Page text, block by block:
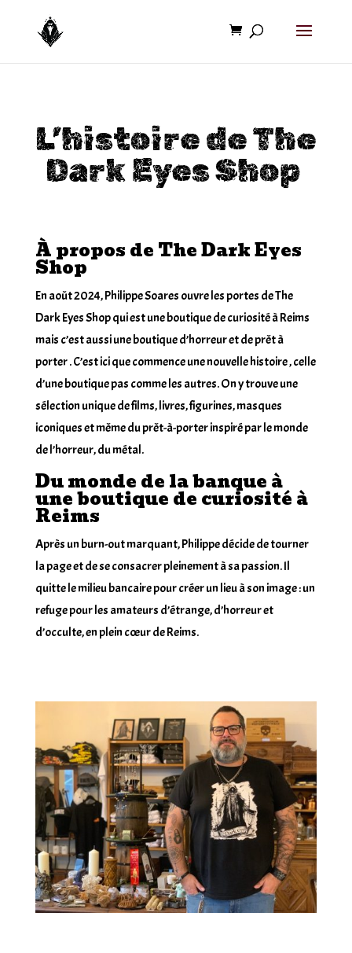
L’histoire de The
Dark Eyes Shop
À propos de The Dark Eyes
Shop
En août 2024, Philippe Soares ouvre les portes de The
Dark Eyes Shop qui est une boutique de curiosité à Reims
mais c’est aussi une boutique d’horreur et de prêt à
porter . C’est ici que commence une nouvelle histoire , celle
d’une boutique pas comme les autres. On y trouve une
sélection unique de films, livres, figurines, masques
iconiques et même du prêt-à-porter inspiré par le monde
de l’horreur, du métal.
Du monde de la banque à
une boutique de curiosité à
Reims
Après un burn-out marquant, Philippe décide de tourner
la page et de se consacrer pleinement à sa passion. Il
quitte le milieu bancaire pour créer un lieu à son image : un
refuge pour les amateurs d’étrange, d’horreur et
d’occulte, en plein cœur de Reims.